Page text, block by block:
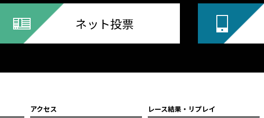
ネット投票
アクセス
レース結果・リプレイ